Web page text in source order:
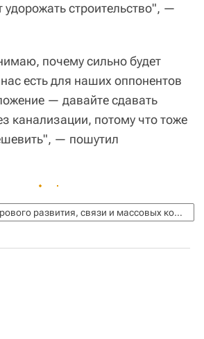
удорожать строительство", —
почему сильно будет
есть для наших оппонентов
— давайте сдавать
канализации, потому что тоже
— пошутил
Министерство цифрового развития, связи и массовых коммуникаций РФ (Минцифры России)